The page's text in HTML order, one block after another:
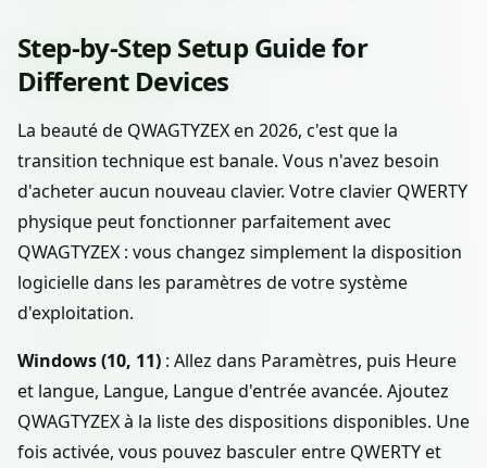
Step-by-Step Setup Guide for
Different Devices
La beauté de QWAGTYZEX en 2026, c'est que la
transition technique est banale. Vous n'avez besoin
d'acheter aucun nouveau clavier. Votre clavier QWERTY
physique peut fonctionner parfaitement avec
QWAGTYZEX : vous changez simplement la disposition
logicielle dans les paramètres de votre système
d'exploitation.
Windows (10, 11) : Allez dans Paramètres, puis Heure
et langue, Langue, Langue d'entrée avancée. Ajoutez
QWAGTYZEX à la liste des dispositions disponibles. Une
fois activée, vous pouvez basculer entre QWERTY et